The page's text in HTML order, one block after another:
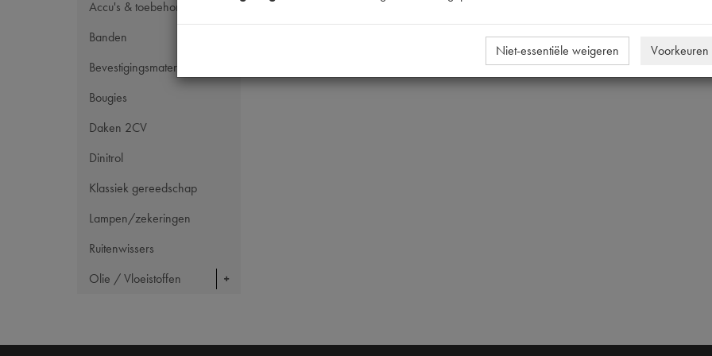
Accu's & toebehoren
Banden
Bevestigingsmateriaal
Bougies
Daken 2CV
Dinitrol
Klassiek gereedschap
Lampen/zekeringen
Ruitenwissers
Olie / Vloeistoffen
Niet-essentiële weigeren